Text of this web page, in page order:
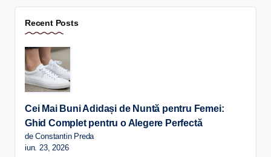
Recent Posts
Cei Mai Buni Adidași de Nuntă pentru Femei:
Ghid Complet pentru o Alegere Perfectă
de Constantin Preda
iun. 23, 2026